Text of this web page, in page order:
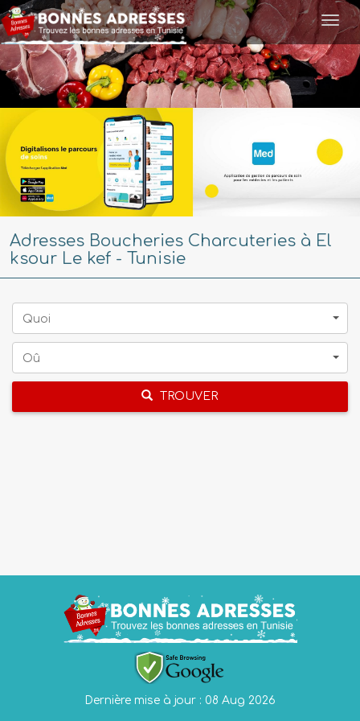
Adresses Boucheries Charcuteries à El
ksour Le kef - Tunisie
Quoi
Oû
TROUVER
Dernière mise à jour : 08 Aug 2026